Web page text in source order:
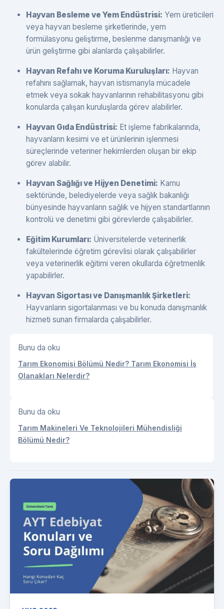
Hayvan Besleme ve Yem Endüstrisi: Yem üreticileri
veya hayvan besleme şirketlerinde, yem
formülasyonu geliştirme, beslenme danışmanlığı ve
ürün geliştirme gibi alanlarda çalışabilirler.
Hayvan Refahı ve Koruma Kuruluşları: Hayvan
refahını sağlamak, hayvan istismarıyla mücadele
etmek veya sokak hayvanlarının rehabilitasyonu gibi
konularda çalışan kuruluşlarda görev alabilirler.
Hayvan Gıda Endüstrisi: Et işleme fabrikalarında,
hayvanların kesimi ve et ürünlerinin işlenmesi
süreçlerinde veteriner hekimlerden oluşan bir ekip
görev alabilir.
Hayvan Sağlığı ve Hijyen Denetimi: Kamu
sektöründe, belediyelerde veya sağlık bakanlığı
bünyesinde hayvanların sağlık ve hijyen standartlarının
kontrolü ve denetimi gibi görevlerde çalışabilirler.
Eğitim Kurumları: Üniversitelerde veterinerlik
fakültelerinde öğretim görevlisi olarak çalışabilirler
veya veterinerlik eğitimi veren okullarda öğretmenlik
yapabilirler.
Hayvan Sigortası ve Danışmanlık Şirketleri:
Hayvanların sigortalanması ve bu konuda danışmanlık
hizmeti sunan firmalarda çalışabilirler.
Bunu da oku
Tarım Ekonomisi Bölümü Nedir? Tarım Ekonomisi İş
Olanakları Nelerdir?
Bunu da oku
Tarım Makineleri Ve Teknolojileri Mühendisliği
Bölümü Nedir?